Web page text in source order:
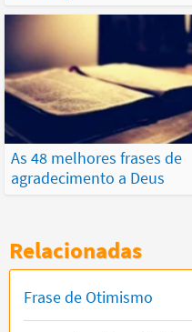
As 48 melhores frases de
agradecimento a Deus
Relacionadas
Frase de Otimismo